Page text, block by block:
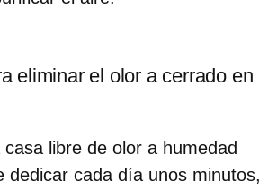
eliminar el olor a cerrado en
libre de olor a humedad
dedicar cada día unos minutos,